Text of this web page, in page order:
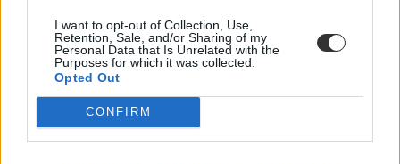
I want to opt-out of Collection, Use,
Retention, Sale, and/or Sharing of my
Personal Data that Is Unrelated with the
Purposes for which it was collected.
Opted Out
CONFIRM
Campus life
Rodler Lili
Mikor kezdődik az egyetem azoknak, akik a